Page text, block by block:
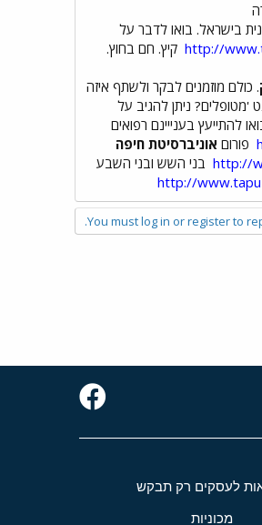
בישראל. בואו לדבר על
http:// קיץ. חם בחוץ.
. כולם מוזמנים לבקר ולשתף איזה
ניתן להגיב על
להתייעץ בענייינם רפואים
פורום אוניברסיטת חיפה
http:// בני השש ובני השבע
http://
You must log in or register to
לעסקים רק תבקש
מכוניות